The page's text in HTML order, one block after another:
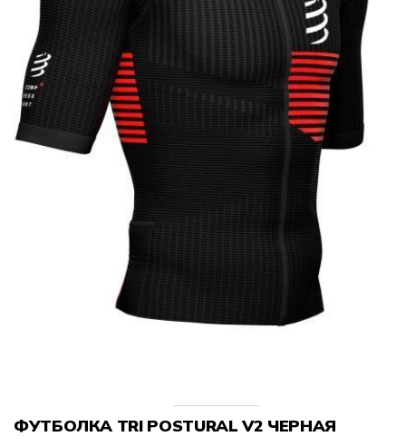
ФУТБОЛКА TRI POSTURAL V2 ЧЕРНАЯ